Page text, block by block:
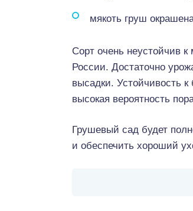
мякоть груш
Сорт очень неустойчив
России. Достаточно
высадки. Устойчивость
высокая вероятность
Грушевый сад будет
и обеспечить хороший